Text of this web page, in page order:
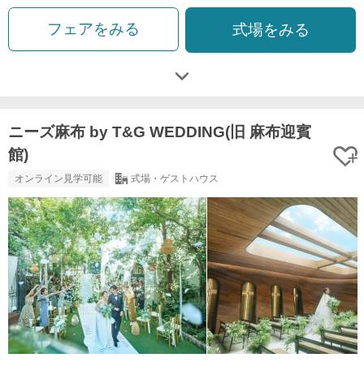
フェアをみる 式場をみる
ニーズ麻布 by T&G WEDDING(旧 麻布迎賓
館)
オンライン見学可能 式場・ゲストハウス